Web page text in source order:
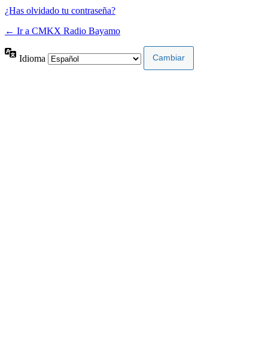
¿Has olvidado tu contraseña?
← Ir a CMKX Radio Bayamo
Idioma